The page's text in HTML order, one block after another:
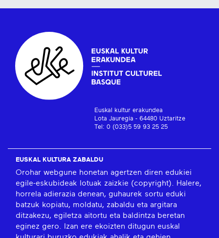
Euskal kultur erakundea
Lota Jauregia - 64480 Uztaritze
Tel: 0 (033)5 59 93 25 25
EUSKAL KULTURA ZABALDU
Orohar webgune honetan agertzen diren edukiei
egile-eskubideak lotuak zaizkie (copyright). Halere,
horrela adierazia denean, guhaurek sortu eduki
batzuk kopiatu, moldatu, zabaldu eta argitara
ditzakezu, egiletza aitortu eta baldintza beretan
eginez gero. Izan ere ekoizten ditugun euskal